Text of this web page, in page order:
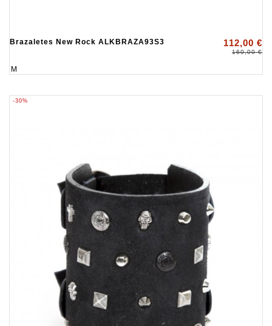
Brazaletes New Rock ALKBRAZA93S3 112,00 €
160,00 €
M
-30%